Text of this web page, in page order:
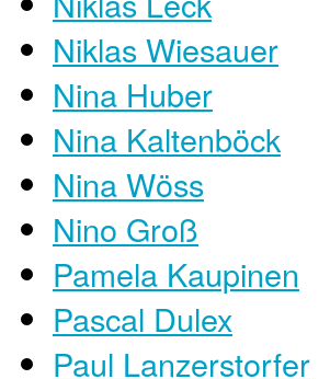
Niklas Wiesauer
Nina Huber
Nina Kaltenböck
Nina Wöss
Nino Groß
Pamela Kaupinen
Pascal Dulex
Paul Lanzerstorfer